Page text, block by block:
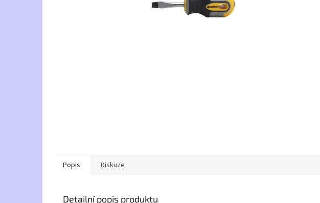
Popis Diskuze
Detailní popis produktu